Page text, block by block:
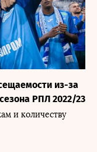
из-за
РПЛ 2022/23
и количеству